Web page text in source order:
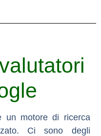
un motore di ricerca
Ci sono degli